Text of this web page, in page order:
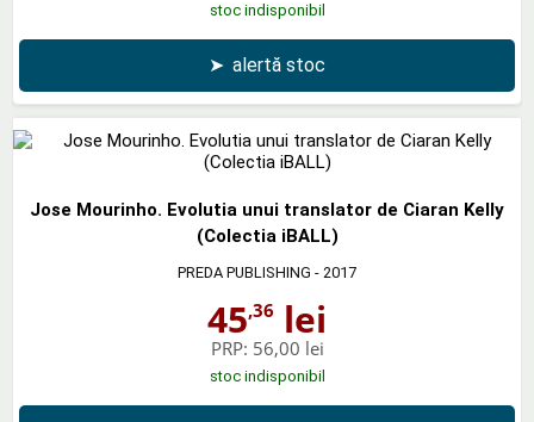
stoc indisponibil
➤ alertă stoc
Jose Mourinho. Evolutia unui translator de Ciaran Kelly
(Colectia iBALL)
PREDA PUBLISHING - 2017
45,36 lei
PRP: 56,00 lei
stoc indisponibil